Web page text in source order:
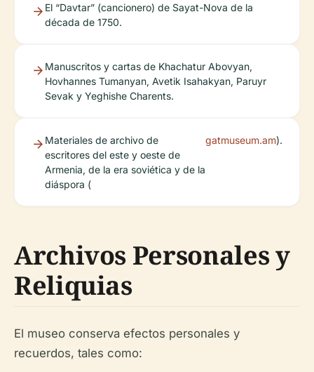
El “Davtar” (cancionero) de Sayat-Nova de la
década de 1750.
Manuscritos y cartas de Khachatur Abovyan,
Hovhannes Tumanyan, Avetik Isahakyan, Paruyr
Sevak y Yeghishe Charents.
Materiales de archivo de
escritores del este y oeste de
Armenia, de la era soviética y de la
diáspora (
gatmuseum.am).
Archivos Personales y
Reliquias
El museo conserva efectos personales y
recuerdos, tales como: